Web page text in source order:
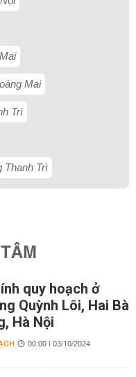
Mai
Trì
Thanh Trì
quy hoạch ở
Quỳnh Lôi, Hai Bà
Hà Nội
00:00 | 03/10/2024